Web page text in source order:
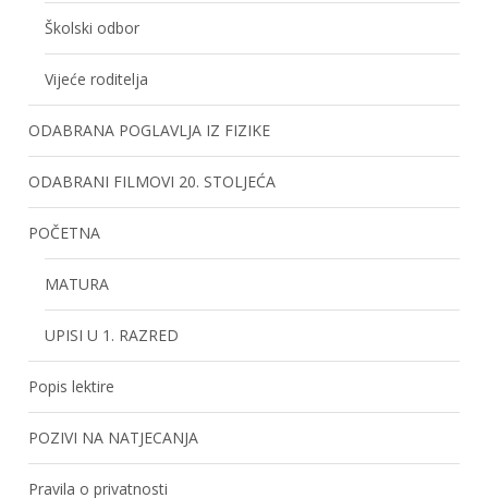
Školski odbor
Vijeće roditelja
ODABRANA POGLAVLJA IZ FIZIKE
ODABRANI FILMOVI 20. STOLJEĆA
POČETNA
MATURA
UPISI U 1. RAZRED
Popis lektire
POZIVI NA NATJECANJA
Pravila o privatnosti